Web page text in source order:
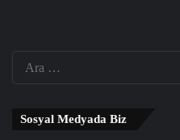
Sosyal Medyada Biz